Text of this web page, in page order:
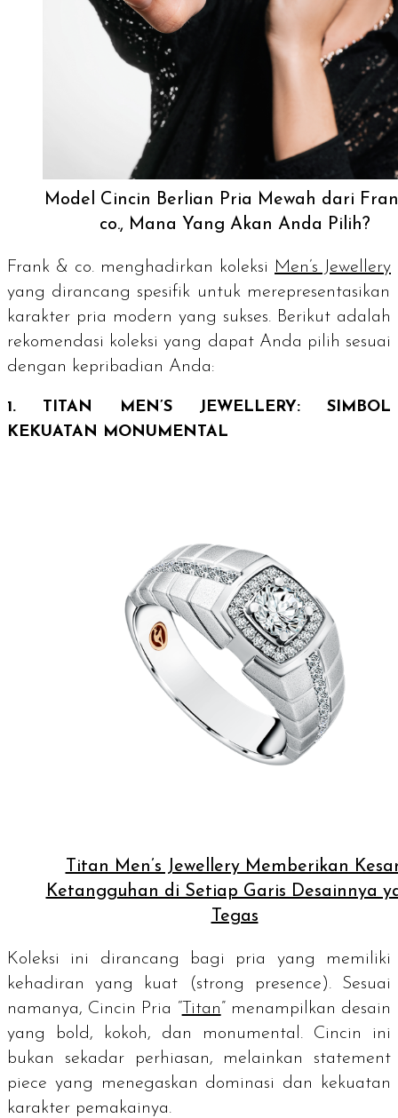
Model Cincin Berlian Pria Mewah dari
co., Mana Yang Akan Anda Pilih?
Frank & co. menghadirkan koleksi Men’s Jewellery
yang dirancang spesifik untuk merepresentasikan
karakter pria modern yang sukses. Berikut adalah
rekomendasi koleksi yang dapat Anda pilih sesuai
dengan kepribadian Anda:
1. TITAN MEN’S JEWELLERY: SIMBOL
KEKUATAN MONUMENTAL
Titan Men’s Jewellery Memberikan
Ketangguhan di Setiap Garis Desainnya
Tegas
Koleksi ini dirancang bagi pria yang memiliki
kehadiran yang kuat (strong presence ). Sesuai
namanya, Cincin Pria “Titan” menampilkan desain
yang
bold , kokoh, dan monumental. Cincin ini
bukan sekadar perhiasan, melainkan statement
piece yang menegaskan dominasi dan kekuatan
karakter pemakainya.